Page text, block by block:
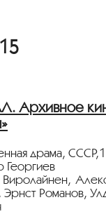
крупное
пройти через
в
капитан
плёнки 35 мм
Збруев».
Архивное
драма,
Георгиев
Эрнст Романов,